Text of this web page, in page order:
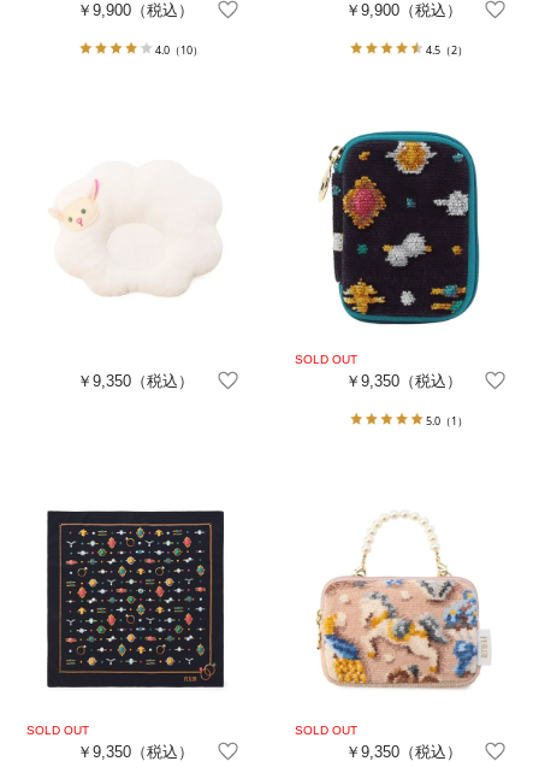
￥9,900 （税込）
4.0（10）
￥9,900（税込）
4.5（2）
￥9,350 （税込） ￥9,350（税込）
5.0（1）
￥9,350 （税込） ￥9,350（税込）